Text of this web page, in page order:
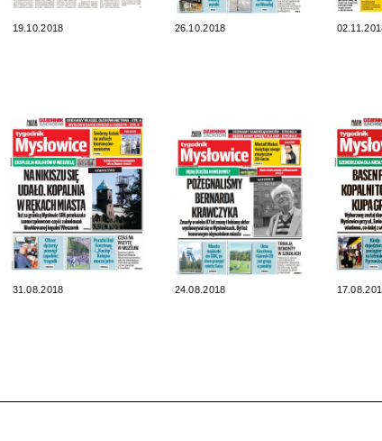
19.10.2018 26.10.2018
31.08.2018 24.08.2018